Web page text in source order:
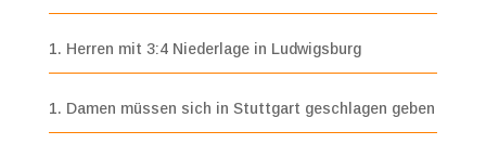
1. Herren mit 3:4 Niederlage in Ludwigsburg
1. Damen müssen sich in Stuttgart geschlagen geben